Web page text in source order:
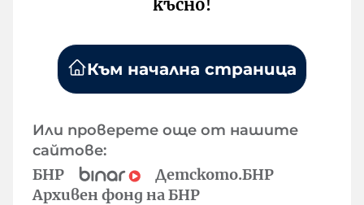
късно!
Към начална страница
Или проверете още от нашите
сайтове:
БНР
Детското.БНР
Архивен фонд на БНР